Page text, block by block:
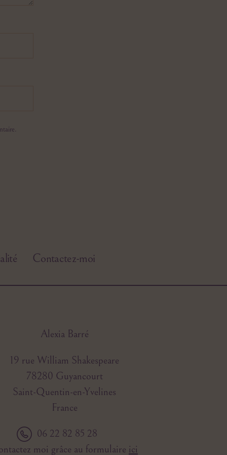
Contactez-moi
Alexia Barré
19 rue William Shakespeare
78280 Guyancourt
Saint-Quentin-en-Yvelines
France
06 22 82 85 28
moi grâce au formulaire ici